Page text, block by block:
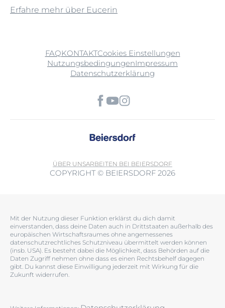
Erfahre mehr über Eucerin
FAQKONTAKTCookies Einstellungen
NutzungsbedingungenImpressum
Datenschutzerklärung
ÜBER UNSARBEITEN BEI BEIERSDORF
COPYRIGHT © BEIERSDORF 2026
Mit der Nutzung dieser Funktion erklärst du dich damit
einverstanden, dass deine Daten auch in Drittstaaten außerhalb des
europäischen Wirtschaftsraumes ohne angemessenes
datenschutzrechtliches Schutzniveau übermittelt werden können
(insb. USA). Es besteht dabei die Möglichkeit, dass Behörden auf die
Daten Zugriff nehmen ohne dass es einen Rechtsbehelf dagegen
gibt. Du kannst diese Einwilligung jederzeit mit Wirkung für die
Zukunft widerrufen.